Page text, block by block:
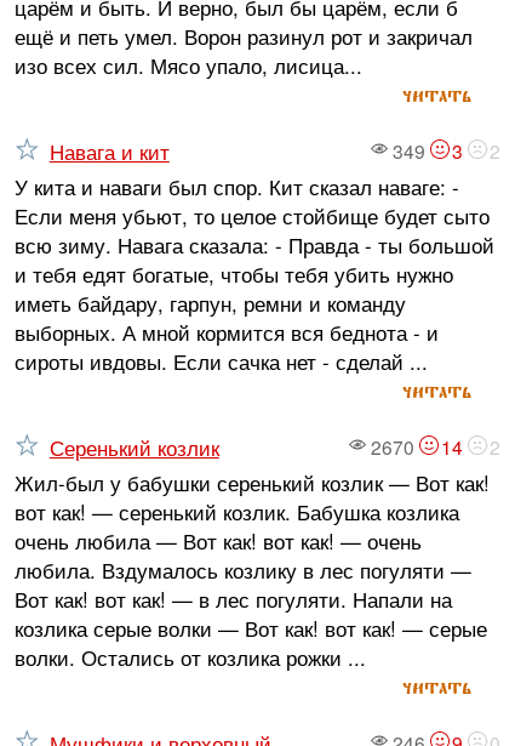
царём и быть. И верно, был бы царём, если б
ещё и петь умел. Ворон разинул рот и закричал
изо всех сил. Мясо упало, лисица...
читать
349 3 2
Навага и кит
У кита и наваги был спор. Кит сказал наваге: -
Если меня убьют, то целое стойбище будет сыто
всю зиму. Навага сказала: - Правда - ты большой
и тебя едят богатые, чтобы тебя убить нужно
иметь байдару, гарпун, ремни и команду
выборных. А мной кормится вся беднота - и
сироты ивдовы. Если сачка нет - сделай ...
читать
2670 14 2
Серенький козлик
Жил-был у бабушки серенький козлик — Вот как!
вот как! — серенький козлик. Бабушка козлика
очень любила — Вот как! вот как! — очень
любила. Вздумалось козлику в лес погуляти —
Вот как! вот как! — в лес погуляти. Напали на
козлика серые волки — Вот как! вот как! — серые
волки. Остались от козлика рожки ...
читать